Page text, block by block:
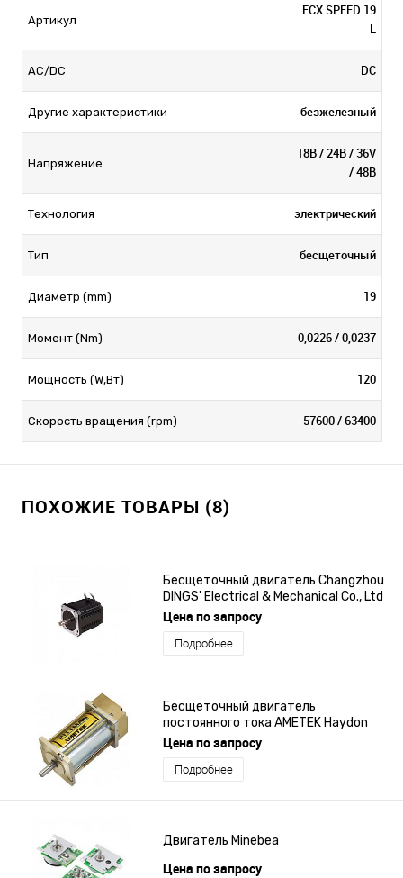
Артикул
ECX SPEED 19
L
AC/DC DC
Другие характеристики безжелезный
Напряжение
18В / 24В / 36V
/ 48В
Технология электрический
Тип бесщеточный
Диаметр (mm) 19
Момент (Nm) 0,0226 / 0,0237
Мощность (W,Вт) 120
Скорость вращения (rpm) 57600 / 63400
ПОХОЖИЕ ТОВАРЫ (8)
Бесщеточный двигатель Changzhou
DINGS' Electrical & Mechanical Co., Ltd
серии M40Nx
Цена по запросу
Подробнее
Бесщеточный двигатель
постоянного тока AMETEK Haydon
Kerk Pittman серии ES030A
Цена по запросу
Подробнее
Двигатель Minebea
Цена по запросу